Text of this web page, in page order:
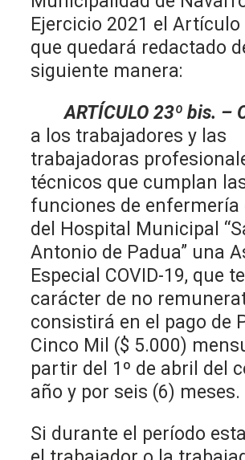
Ejercicio 2021 el Artículo
que quedará redactado
siguiente manera:
ARTÍCULO 23º bis. –
a los trabajadores y las
trabajadoras
técnicos que cumplan
funciones de enfermería
del Hospital Municipal
Antonio de Padua” una
Especial COVID-19, que
carácter de no
consistirá en el pago de
Cinco Mil ($ 5.000)
partir del 1º de abril del
año y por seis (6) meses.
Si durante el período